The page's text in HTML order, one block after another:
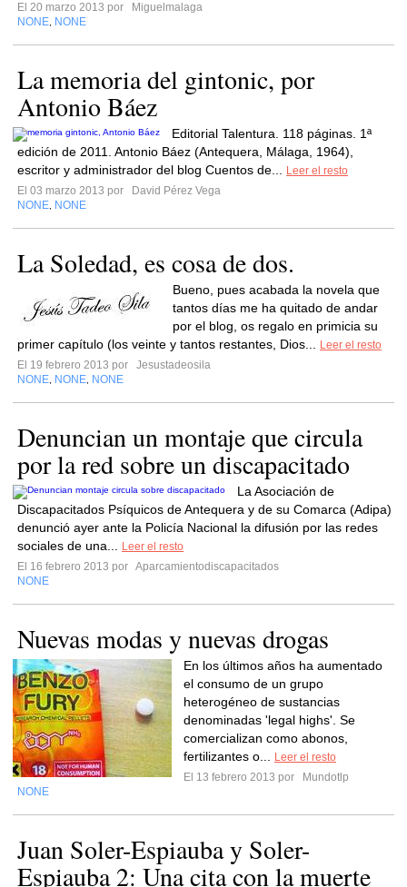
El 20 marzo 2013 por
Miguelmalaga
NONE NONE
La memoria del gintonic, por
Antonio Báez
Editorial Talentura. 118 páginas. 1ª
edición de 2011. Antonio Báez (Antequera, Málaga, 1964),
escritor y administrador del blog Cuentos de...
Leer el resto
El 03 marzo 2013 por
David Pérez Vega
NONE NONE
La Soledad, es cosa de dos.
Bueno, pues acabada la novela que
tantos días me ha quitado de andar
por el blog, os regalo en primicia su
primer capítulo (los veinte y tantos restantes, Dios...
Leer el resto
El 19 febrero 2013 por
Jesustadeosila
NONE NONE NONE
Denuncian un montaje que circula
por la red sobre un discapacitado
La Asociación de
Discapacitados Psíquicos de Antequera y de su Comarca (Adipa)
denunció ayer ante la Policía Nacional la difusión por las redes
sociales de una...
Leer el resto
El 16 febrero 2013 por Aparcamientodiscapacitados
NONE
Nuevas modas y nuevas drogas
En los últimos años ha aumentado
el consumo de un grupo
heterogéneo de sustancias
denominadas 'legal highs'. Se
comercializan como abonos,
fertilizantes o...
Leer el resto
El 13 febrero 2013 por
Mundotlp
NONE
Juan Soler-Espiauba y Soler-
Espiauba 2: Una cita con la muerte